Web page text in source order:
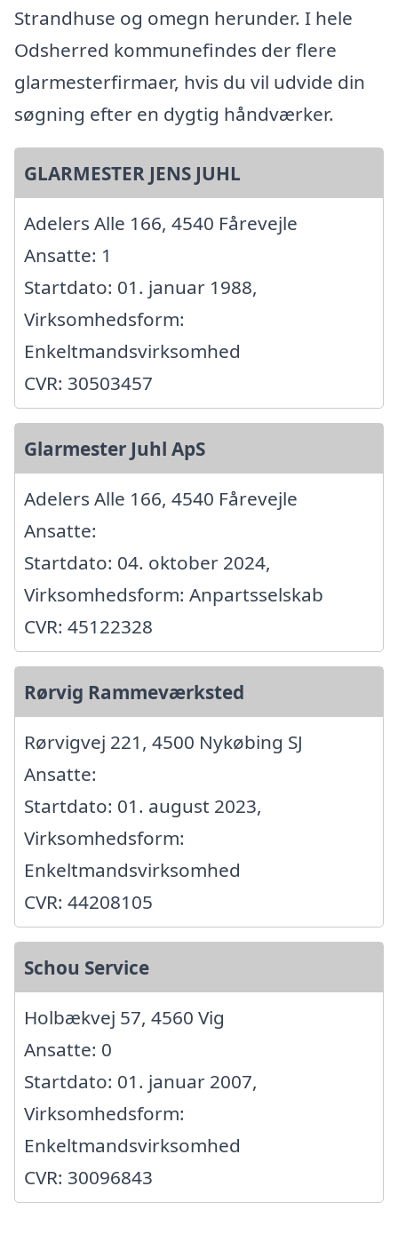
Strandhuse og omegn herunder. I hele
Odsherred kommunefindes der flere
glarmesterfirmaer, hvis du vil udvide din
søgning efter en dygtig håndværker.
GLARMESTER JENS JUHL
Adelers Alle 166, 4540 Fårevejle
Ansatte: 1
Startdato: 01. januar 1988,
Virksomhedsform:
Enkeltmandsvirksomhed
CVR: 30503457
Glarmester Juhl ApS
Adelers Alle 166, 4540 Fårevejle
Ansatte:
Startdato: 04. oktober 2024,
Virksomhedsform: Anpartsselskab
CVR: 45122328
Rørvig Rammeværksted
Rørvigvej 221, 4500 Nykøbing SJ
Ansatte:
Startdato: 01. august 2023,
Virksomhedsform:
Enkeltmandsvirksomhed
CVR: 44208105
Schou Service
Holbækvej 57, 4560 Vig
Ansatte: 0
Startdato: 01. januar 2007,
Virksomhedsform:
Enkeltmandsvirksomhed
CVR: 30096843